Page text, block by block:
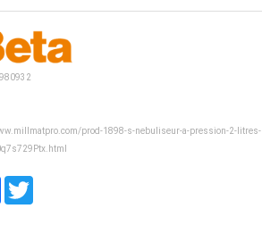
prod-1898-s-nebuliseur-a-pression-2-litres-
Facebook